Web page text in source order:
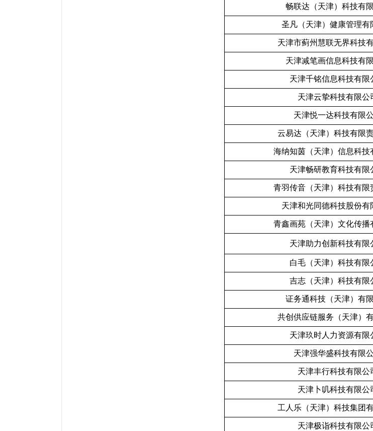
畅联达（天津）科技有
圣凡（天津）健康管理有
天津市蓟州慧联无界科技
天津减笔画信息科技有
天津千铭信息科技有限
天津云挚科技有限公
天津悦一达科技有限
云易达（天津）科技有限
海纳知茵（天津）信息科技
天津畅研教育科技有限
青羽传音（天津）科技有限
天津和光同德科技股份有
青鑫画苑（天津）文化传播
天津助力创新科技有限
白毛（天津）科技有限
吉志（天津）科技有限
证务通科技（天津）有
共创供应链服务（天津）
天津玖时人力资源有限
天津强华盛科技有限
天津丰行科技有限公
天津卜叽科技有限公
工人乐（天津）科技集团
天津极诣科技有限公